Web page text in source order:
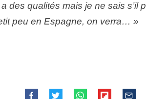
des qualités mais je ne sais s’il
peu en Espagne, on verra… »